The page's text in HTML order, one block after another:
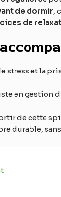
de dormir,
de
stress et la
en gestion
de cette
durable,